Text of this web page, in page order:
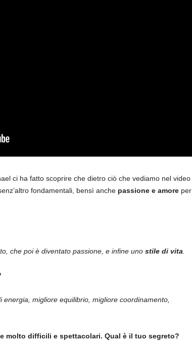
ci ha fatto scoprire che dietro ciò che vediamo nel video
fondamentali, bensì anche passione e amoreper
che poi è diventato passione, e infine uno stile di vita
migliore equilibrio, migliore coordinamento,
molto difficili e spettacolari. Qual è il tuo segreto?